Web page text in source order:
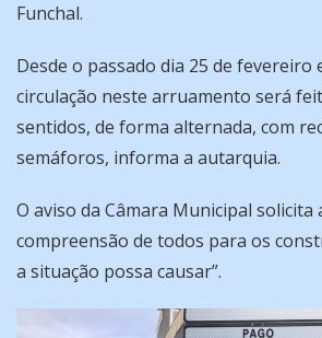
Funchal.
Desde o passado dia 25 de fevereiro
circulação neste arruamento será
sentidos, de forma alternada, com
semáforos, informa a autarquia.
O aviso da Câmara Municipal solicita
compreensão de todos para os
a situação possa causar”.